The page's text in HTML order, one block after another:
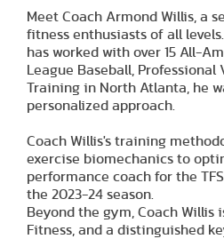
Meet Coach Armond Willis, a
fitness enthusiasts of all
has worked with over 15 All-
League Baseball,
Training in North Atlanta, he
personalized approach.
Coach Willis's training
exercise biomechanics to
performance coach for the
the 2023-24 season.
Beyond the gym, Coach
Fitness, and a distinguished